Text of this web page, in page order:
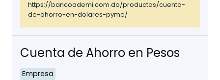
https://bancoademi.com.do/productos/cuenta-
de-ahorro-en-dolares-pyme/
Cuenta de Ahorro en Pesos
Empresa